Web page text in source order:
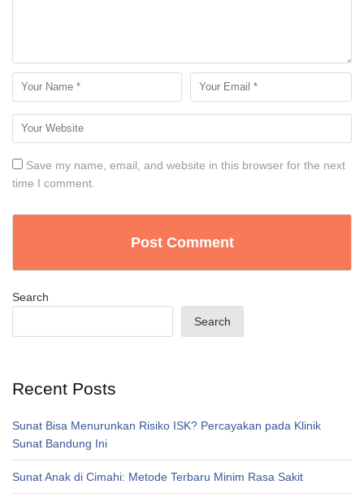
Save my name, email, and website in this browser for the next
time I comment.
Search
Search
Recent Posts
Sunat Bisa Menurunkan Risiko ISK? Percayakan pada Klinik
Sunat Bandung Ini
Sunat Anak di Cimahi: Metode Terbaru Minim Rasa Sakit